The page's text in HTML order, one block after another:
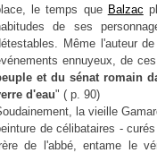
le temps que Balzac
de ses
Même l'auteur de
ennuyeux, de
et du sénat romain
d'eau" ( p. 90)
la vieille
de célibataires -
de l'abbé, entame le